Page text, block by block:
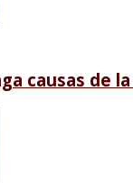
causas de